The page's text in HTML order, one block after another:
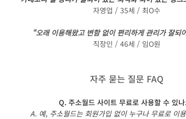
자영업 / 35세 / 최O수
“오래 이용해왔고 변함 없이 편리하게 관리가 잘되
직장인 / 46세 / 임O원
자주 묻는 질문 FAQ
Q. 주소월드 사이트 무료로 사용할 수 있
A. 예, 주소월드는 회원가입 없이 누구나 무료로 이